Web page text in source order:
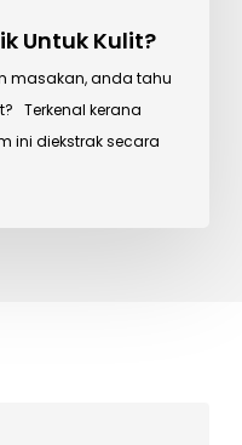
Untuk Kulit?
masakan, anda tahu
Terkenal kerana
ini diekstrak secara